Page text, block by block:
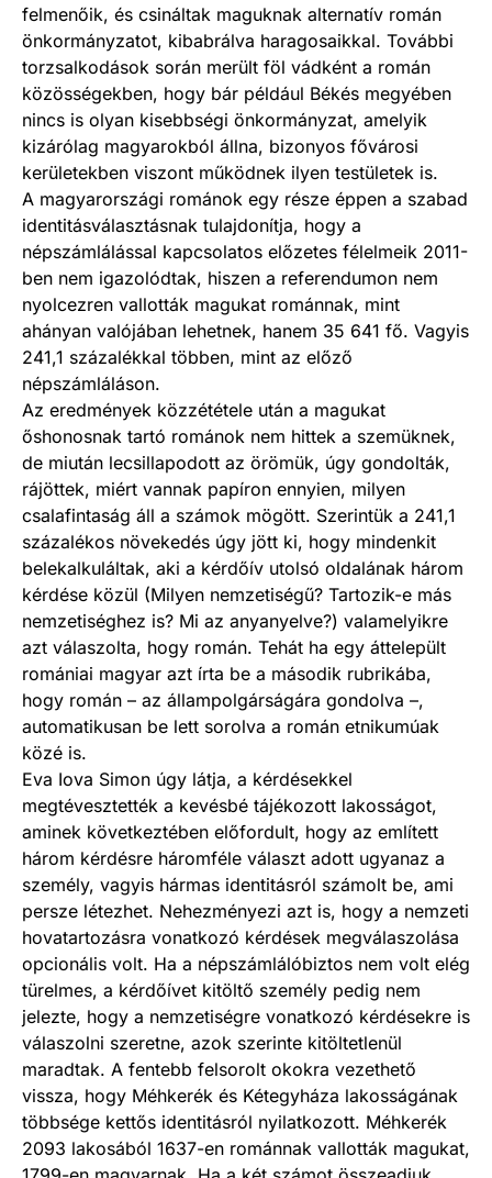
felmenőik, és csináltak maguknak alternatív román
önkormányzatot, kibabrálva haragosaikkal. További
torzsalkodások során merült föl vádként a román
közösségekben, hogy bár például Békés megyében
nincs is olyan kisebbségi önkormányzat, amelyik
kizárólag magyarokból állna, bizonyos fővárosi
kerületekben viszont működnek ilyen testületek is.
A magyarországi románok egy része éppen a szabad
identitásválasztásnak tulajdonítja, hogy a
népszámlálással kapcsolatos előzetes félelmeik 2011-
ben nem igazolódtak, hiszen a referendumon nem
nyolcezren vallották magukat románnak, mint
ahányan valójában lehetnek, hanem 35 641 fő. Vagyis
241,1 százalékkal többen, mint az előző
népszámláláson.
Az eredmények közzététele után a magukat
őshonosnak tartó románok nem hittek a szemüknek,
de miután lecsillapodott az örömük, úgy gondolták,
rájöttek, miért vannak papíron ennyien, milyen
csalafintaság áll a számok mögött. Szerintük a 241,1
százalékos növekedés úgy jött ki, hogy mindenkit
belekalkuláltak, aki a kérdőív utolsó oldalának három
kérdése közül (Milyen nemzetiségű? Tartozik-e más
nemzetiséghez is? Mi az anyanyelve?) valamelyikre
azt válaszolta, hogy román. Tehát ha egy áttelepült
romániai magyar azt írta be a második rubrikába,
hogy román – az állampolgárságára gondolva –,
automatikusan be lett sorolva a román etnikumúak
közé is.
Eva Iova Simon úgy látja, a kérdésekkel
megtévesztették a kevésbé tájékozott lakosságot,
aminek következtében előfordult, hogy az említett
három kérdésre háromféle választ adott ugyanaz a
személy, vagyis hármas identitásról számolt be, ami
persze létezhet. Nehezményezi azt is, hogy a nemzeti
hovatartozásra vonatkozó kérdések megválaszolása
opcionális volt. Ha a népszámlálóbiztos nem volt elég
türelmes, a kérdőívet kitöltő személy pedig nem
jelezte, hogy a nemzetiségre vonatkozó kérdésekre is
válaszolni szeretne, azok szerinte kitöltetlenül
maradtak. A fentebb felsorolt okokra vezethető
vissza, hogy Méhkerék és Kétegyháza lakosságának
többsége kettős identitásról nyilatkozott. Méhkerék
2093 lakosából 1637-en románnak vallották magukat,